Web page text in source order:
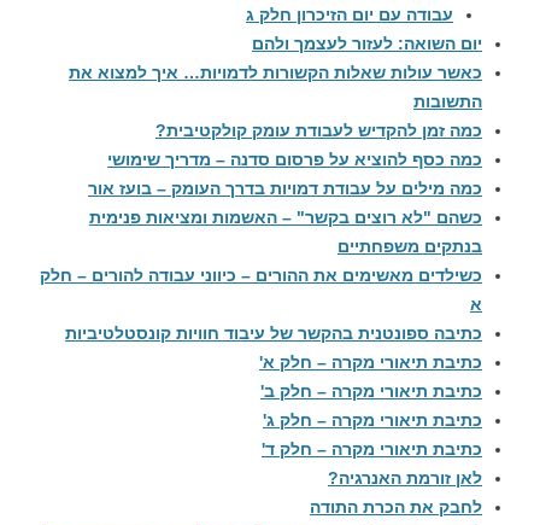
עבודה עם יום הזיכרון חלק ג
יום השואה: לעזור לעצמך ולהם
כאשר עולות שאלות הקשורות לדמויות… איך למצוא את
התשובות
כמה זמן להקדיש לעבודת עומק קולקטיבית?
כמה כסף להוציא על פרסום סדנה – מדריך שימושי
כמה מילים על עבודת דמויות בדרך העומק – בועז אור
כשהם "לא רוצים בקשר" – האשמות ומציאות פנימית
בנתקים משפחתיים
כשילדים מאשימים את ההורים – כיווני עבודה להורים – חלק
א
כתיבה ספונטנית בהקשר של עיבוד חוויות קונסטלטיביות
כתיבת תיאורי מקרה – חלק א'
כתיבת תיאורי מקרה – חלק ב'
כתיבת תיאורי מקרה – חלק ג'
כתיבת תיאורי מקרה – חלק ד'
לאן זורמת האנרגיה?
לחבק את הכרת התודה